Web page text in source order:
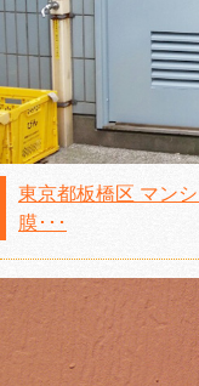
東京都板橋区 マン
膜･･･